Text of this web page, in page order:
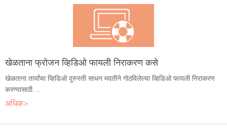
खेळताना फ्रोजन व्हिडिओ फायली निराकरण कसे
खेळताना तार्यांचा व्हिडिओ दुरुस्ती साधन मदतीने गोठविलेल्या व्हिडिओ फायली निराकरण
करण्यासाठी. ...
अधिक>